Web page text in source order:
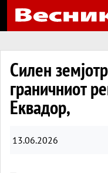
Силен
граничниот
Еквадор,
13.06.2026